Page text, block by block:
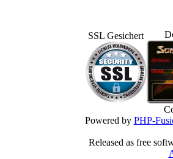
SSL Gesichert
Powered by PHP-
Released as free